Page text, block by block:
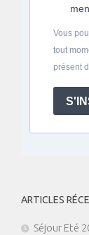
Vous
tout
présent
ARTICLES
Séjour Eté